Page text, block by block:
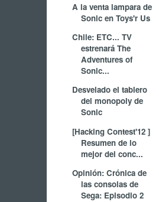
A la venta lampara de
Sonic en Toys'r Us
Chile: ETC... TV
estrenará The
Adventures of
Sonic...
Desvelado el tablero
del monopoly de
Sonic
[Hacking Contest'12 ]
Resumen de lo
mejor del conc...
Opinión: Crónica de
las consolas de
Sega: Episodio 2